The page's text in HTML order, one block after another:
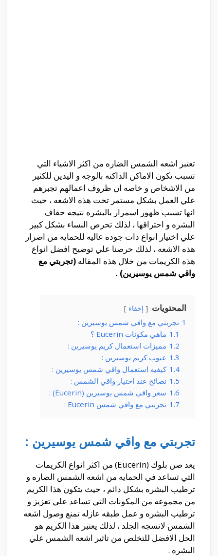
تعتبر اشعه الشمس الضاره من اكثر الاشياء التي
تسبب تكون الاماكن الداكنه بالوجه و اليدين للكثير
من الاشخاص و خاصه ان ظروف اعمالهم تجبرهم
علي العمل بشكل مستمر تحت هذه الاشعه ، حيث
انها تسبب ظهور اسمرار بالبشره نتيجه حفاف
البشره و احتراقها ، لذلك تحرص النساء بشكل كبير
علي اختيار انواع ذات جوده عاليه للحمايه من اضرار
هذه الاشعه ، لذلك حرصنا علي توضيح افضل انواع
هذه الكريمات من خلال هذه المقاله (تجربتي مع
واقي شمس يوسيرين) .
المحتويات إخفاء
1 تجربتي مع واقي شمس يوسيرين :
1.1 ماهي مكونات Eucerin ؟
1.2 مميزات استعمال كريم يوسيرين :
1.3 عيوب كريم يوسيرين :
1.4 كيفيه استعمال واقي شمس يوسيرين :
1.5 نصائح عند اختيار واقي الشمس :
1.6 سعر واقي شمس يوسيرين (Eucerin) :
1.7 تجربتي مع واقي شمس Eucerin :
تجربتي مع واقي شمس يوسيرين :
يعد صن بلوك (Eucerin) من اكثر انواع الكريمات
التي تساعد في الحمايه من اشعه الشمس الضاره و
ترطيب البشره بشكل دائم ، حيث يتكون هذا الكريم
من مجموعه من المكونات التي تساعد علي تعزيز و
ترطيب البشره و عمل طبقه عازله تمنع وصول اشعه
الشمس لانسجه الجلد ، لذلك يعتبر هذا الكريم هو
الحل الافضل للتخلص من تاثير اشعه الشمس علي
البشره .